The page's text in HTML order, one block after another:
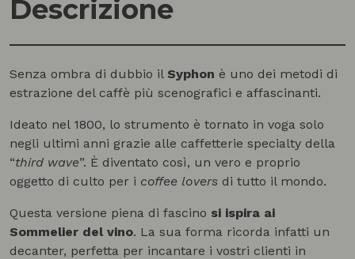
Descrizione
Senza ombra di dubbio il Syphon è uno dei metodi di
estrazione del caffè più scenografici e affascinanti.
Ideato nel 1800, lo strumento è tornato in voga solo
negli ultimi anni grazie alle caffetterie specialty della
“third wave”. È diventato così, un vero e proprio
oggetto di culto per i coffee lovers di tutto il mondo.
Questa versione piena di fascino si ispira ai
Sommelier del vino. La sua forma ricorda infatti un
decanter, perfetta per incantare i vostri clienti in